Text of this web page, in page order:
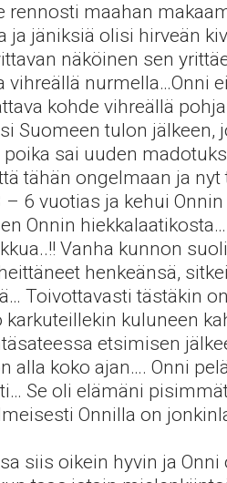
rennosti maahan
ja jäniksiä olisi hirveän
näköinen sen
vihreällä nurmella…Onni
kohde vihreällä
Suomeen tulon jälkeen,
sai uuden
tähän ongelmaan ja
– 6 vuotias ja kehui
Onnin
Vanha kunnon
henkeänsä,
Toivottavasti tästäkin
kuluneen
etsimisen
alla koko ajan…. Onni
Se oli elämäni
Onnilla on
siis oikein hyvin ja